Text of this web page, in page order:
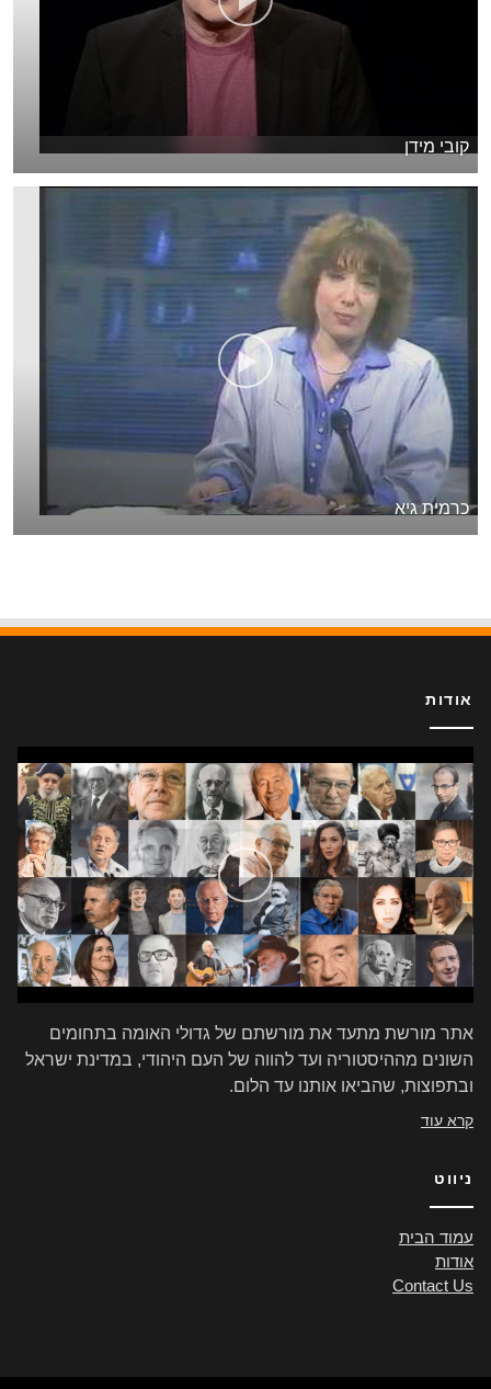
קובי מידן
כרמית גיא
אודות
אתר מורשת מתעד את מורשתם של גדולי האומה בתחומים
השונים מההיסטוריה ועד להווה של העם היהודי, במדינת ישראל
ובתפוצות, שהביאו אותנו עד הלום.
קרא עוד
ניווט
עמוד הבית
אודות
Contact Us